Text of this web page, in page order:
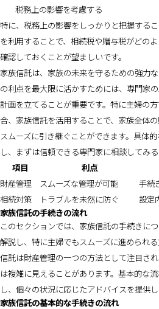
税務上の影響を考慮する
特に、税務上の影響をしっかりと把握する
を利用することで、相続税や贈与税がどの
確認しておくことが望ましいです。
家族信託は、家族の未来を守るための強力
の利点を最大限に活かすためには、専門家
計画を立てることが重要です。特に主婦の
合、家族信託を活用することで、家族全体
スムーズに引き継ぐことができます。具体
し、まずは信頼できる専門家に相談してみ
項目
利点
財産管理
スムーズな管理が可能
手続
相続対策
トラブルを未然に防ぐ
設定
家族信託の手続きの流れ
このセクションでは、家族信託の手続きに
解説し、特に主婦でもスムーズに進められ
信託は財産管理の一つの方法として注目さ
は複雑に見えることがあります。基本的な
し、個々の状況に応じたアドバイスを提供し
家族信託の基本的な手続きの流れ